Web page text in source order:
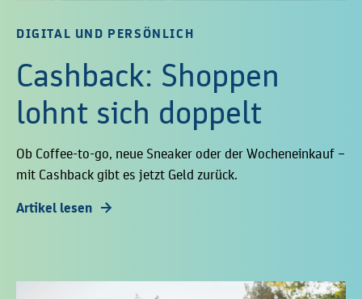
DIGITAL UND PERSÖNLICH
Cashback: Shoppen
lohnt sich doppelt
Ob Coffee-to-go, neue Sneaker oder der Wocheneinkauf –
mit Cashback gibt es jetzt Geld zurück.
Artikel lesen